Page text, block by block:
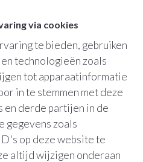
via cookies
te bieden, gebruiken
technologieën zoals
tot apparaatinformatie
in te stemmen met deze
en derde partijen in de
gegevens zoals
op deze website te
altijd wijzigen onderaan